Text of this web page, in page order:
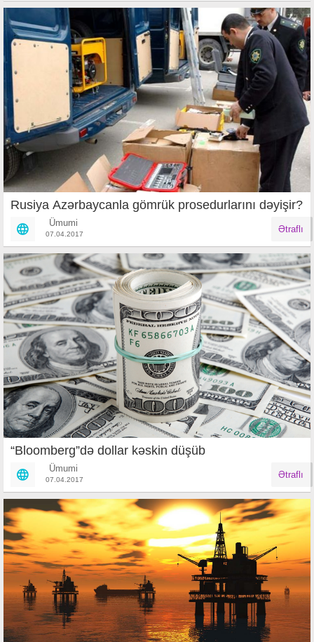
Rusiya Azərbaycanla gömrük prosedurlarını dəyişir?
Ümumi
07.04.2017 Ətraflı
“Bloomberg”də dollar kəskin düşüb
Ümumi
07.04.2017 Ətraflı